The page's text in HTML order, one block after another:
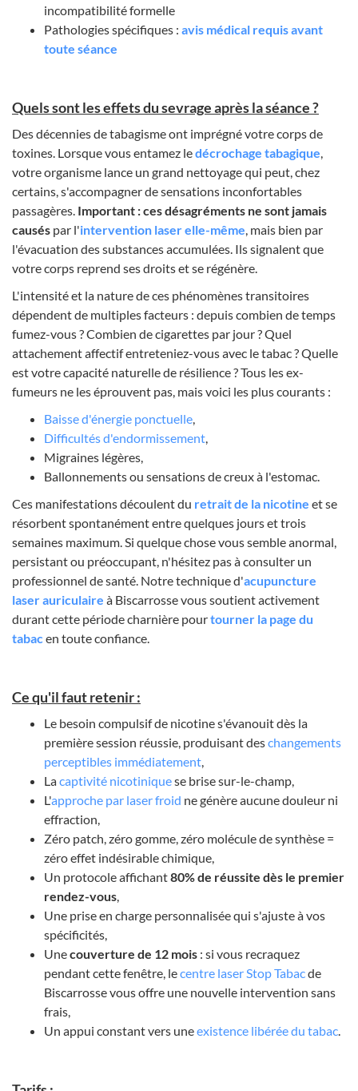
incompatibilité formelle
Pathologies spécifiques : avis médical requis avant
toute séance
Quels sont les effets du sevrage après la séance ?
Des décennies de tabagisme ont imprégné votre corps de
toxines. Lorsque vous entamez ledécrochage tabagique,
votre organisme lance un grand nettoyage qui peut, chez
certains, s'accompagner de sensations inconfortables
passagères. Important : ces désagréments ne sont jamais
causés par l'intervention laser elle-même, mais bien par
l'évacuation des substances accumulées. Ils signalent que
votre corps reprend ses droits et se régénère.
L'intensité et la nature de ces phénomènes transitoires
dépendent de multiples facteurs : depuis combien de temps
fumez-vous ? Combien de cigarettes par jour ? Quel
attachement affectif entreteniez-vous avec le tabac ? Quelle
est votre capacité naturelle de résilience ? Tous les ex-
fumeurs ne les éprouvent pas, mais voici les plus courants :
Baisse d'énergie ponctuelle,
Difficultés d'endormissement,
Migraines légères,
Ballonnements ou sensations de creux à l'estomac.
Ces manifestations découlent du retrait de la nicotine et se
résorbent spontanément entre quelques jours et trois
semaines maximum. Si quelque chose vous semble anormal,
persistant ou préoccupant, n'hésitez pas à consulter un
professionnel de santé. Notre technique d'acupuncture
laser auriculaire à Biscarrosse vous soutient activement
durant cette période charnière pourtourner la page du
tabacen toute confiance.
Ce qu'il faut retenir :
Le besoin compulsif de nicotine s'évanouit dès la
première session réussie, produisant deschangements
perceptibles immédiatement,
Lacaptivité nicotiniquese brise sur-le-champ,
L'approche par laser froid ne génère aucune douleur ni
effraction,
Zéro patch, zéro gomme, zéro molécule de synthèse =
zéro effet indésirable chimique,
Un protocole affichant80% de réussite dès le premier
rendez-vous,
Une prise en charge personnalisée qui s'ajuste à vos
spécificités,
Unecouverture de 12 mois : si vous recraquez
pendant cette fenêtre, lecentre laser Stop Tabacde
Biscarrosse vous offre une nouvelle intervention sans
frais,
Un appui constant vers uneexistence libérée du tabac.